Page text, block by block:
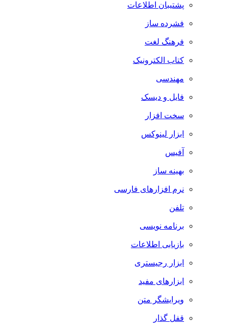
پشتیبان اطلاعات
فشرده ساز
فرهنگ لغت
کتاب الکترونیک
مهندسی
فایل و دیسک
سخت افزار
ابزار لینوکس
آفیس
بهینه ساز
نرم افزارهای فارسی
تلفن
برنامه نویسی
بازیابی اطلاعات
ابزار رجیستری
ابزارهای مفید
ویرایشگر متن
قفل گذار